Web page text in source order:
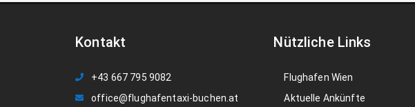
Kontakt
+43 667 795 9082
office@flughafentaxi-buchen.at
Nützliche Links
Flughafen Wien
Aktuelle Ankünfte